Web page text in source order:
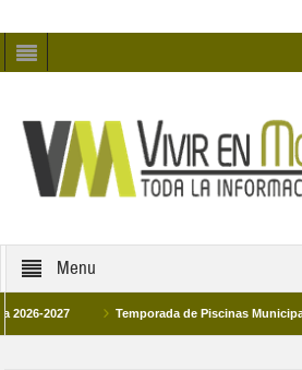
Menu
Temporada de Piscinas Municipales 2026